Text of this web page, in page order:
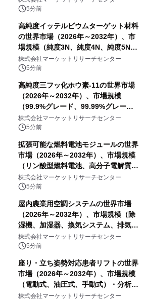
ートを発表
5分前
高純度イッテルビウムターゲット材料
の世界市場（2026年～2032年）、市
場規模（純度3N、純度4N、純度5N、
その他）・分析レポートを発表
株式会社マーケットリサーチセンター
5分前
高純度三フッ化ホウ素-11の世界市場
（2026年～2032年）、市場規模
（99.9%グレード、99.99%グレー
ド）・分析レポートを発表
株式会社マーケットリサーチセンター
5分前
拡張可能な燃料電池モジュールの世界
市場（2026年～2032年）、市場規模
（リン酸型燃料電池、高分子電解質膜
型燃料電池）・分析レポートを発表
株式会社マーケットリサーチセンター
5分前
屋内農業用空調システムの世界市場
（2026年～2032年）、市場規模（除
湿機、加湿器、換気システム、排気フ
ァン、空気循環システム）・分析レポ
ートを発表
株式会社マーケットリサーチセンター
5分前
座り・立ち姿勢対応患者リフトの世界
市場（2026年～2032年）、市場規模
（電動式、油圧式、手動式）・分析レ
ポートを発表
株式会社マーケットリサーチセンター